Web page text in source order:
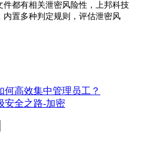
都有相关泄密风险性，上邦科技
置多种判定规则，评估泄密风
何高效集中管理员工？
安全之路-加密